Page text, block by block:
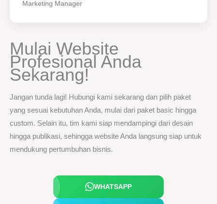
Marketing Manager
Mulai Website
Profesional Anda
Sekarang!
Jangan tunda lagi! Hubungi kami sekarang dan pilih paket
yang sesuai kebutuhan Anda, mulai dari paket basic hingga
custom. Selain itu, tim kami siap mendampingi dari desain
hingga publikasi, sehingga website Anda langsung siap untuk
mendukung pertumbuhan bisnis.
WHATSAPP